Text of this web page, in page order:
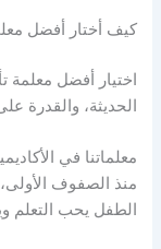
كيف أختار أفضل
اختيار أفضل
الحديثة،
معلماتنا في
منذ الصفوف
الطفل يحب التعلم